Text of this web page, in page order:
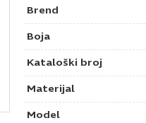
Brend
Boja
Kataloški broj
Materijal
Model